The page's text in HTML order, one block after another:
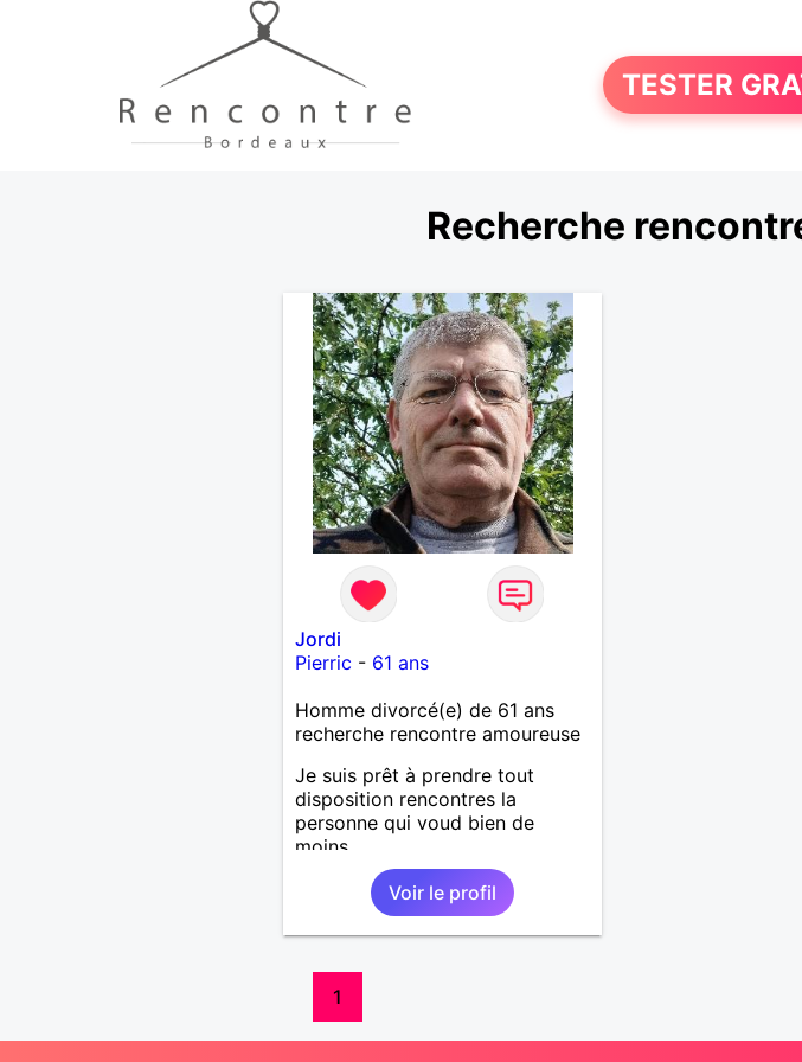
TESTER
Recherche
Jordi
Pierric - 61 ans
Homme divorcé(e) de 61 ans
recherche rencontre amoureuse
Je suis prêt à prendre tout
disposition rencontres la
personne qui voud bien de
moins
Voir le profil
1